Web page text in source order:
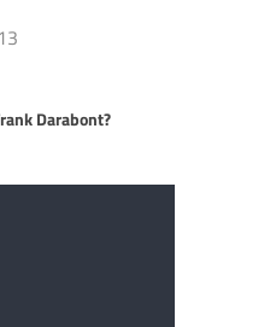
Darabont?